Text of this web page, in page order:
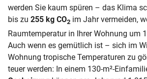
werden Sie kaum spüren – das Klima
bis zu 255 kg CO2 im Jahr vermeiden,
Raumtemperatur in Ihrer Wohnung um
Auch wenn es gemütlich ist – sich im
Wohnung tropische Temperaturen zu
teuer werden: In einem 130-m²-